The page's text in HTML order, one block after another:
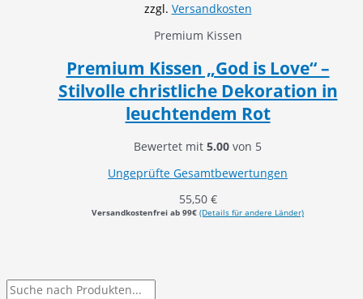
P
zzgl. Versandkosten
Premium Kissen
Premium Kissen „God is Love“ –
Stilvolle christliche Dekoration in
leuchtendem Rot
Bewertet mit 5.00 von 5
Ungeprüfte Gesamtbewertungen
55,50 €
Versandkostenfrei ab 99€ (Details für andere Länder)